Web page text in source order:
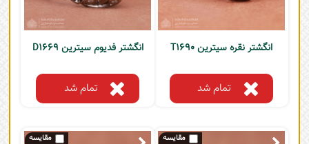
انگشتر نقره سیترین T1690
تمام شد
انگشتر فدیوم سیترین D1669
تمام شد